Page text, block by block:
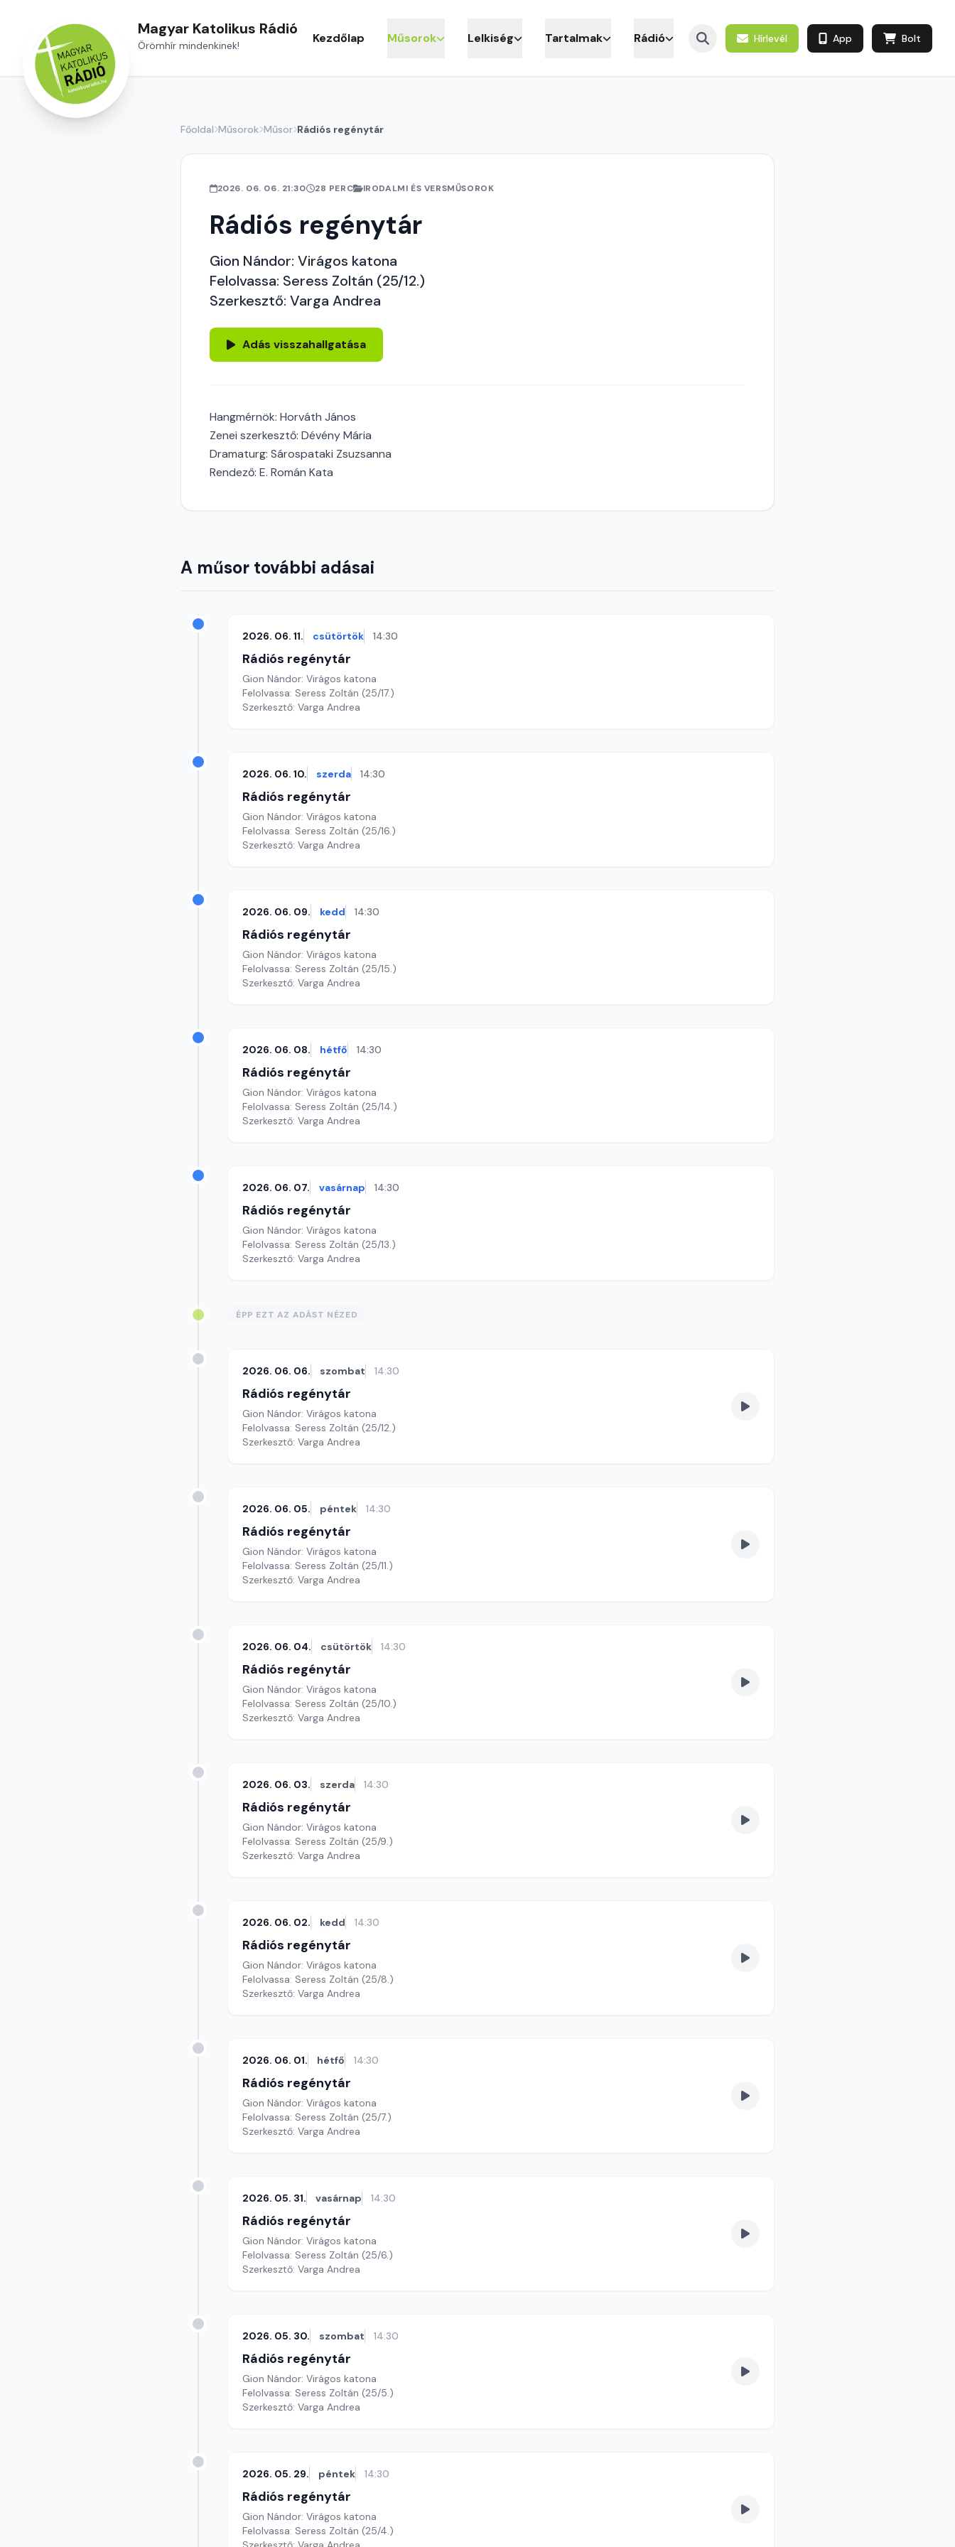
Magyar Katolikus Rádió
Örömhír mindenkinek! Kezdőlap Műsorok Lelkiség Tartalmak Rádió Hírlevél App Bolt
Főoldal Műsorok Műsor Rádiós regénytár
2026. 06. 06. 21:30 28 PERC IRODALMI ÉS VERSMŰSOROK
Rádiós regénytár
Gion Nándor: Virágos katona
Felolvassa: Seress Zoltán (25/12.)
Szerkesztő: Varga Andrea
Adás visszahallgatása
Hangmérnök: Horváth János
Zenei szerkesztő: Dévény Mária
Dramaturg: Sárospataki Zsuzsanna
Rendező: E. Román Kata
A műsor további adásai
2026. 06. 11. csütörtök 14:30
Rádiós regénytár
Gion Nándor: Virágos katona
Felolvassa: Seress Zoltán (25/17.)
Szerkesztő: Varga Andrea
2026. 06. 10. szerda 14:30
Rádiós regénytár
Gion Nándor: Virágos katona
Felolvassa: Seress Zoltán (25/16.)
Szerkesztő: Varga Andrea
2026. 06. 09. kedd 14:30
Rádiós regénytár
Gion Nándor: Virágos katona
Felolvassa: Seress Zoltán (25/15.)
Szerkesztő: Varga Andrea
2026. 06. 08. hétfő 14:30
Rádiós regénytár
Gion Nándor: Virágos katona
Felolvassa: Seress Zoltán (25/14.)
Szerkesztő: Varga Andrea
2026. 06. 07. vasárnap 14:30
Rádiós regénytár
Gion Nándor: Virágos katona
Felolvassa: Seress Zoltán (25/13.)
Szerkesztő: Varga Andrea
ÉPP EZT AZ ADÁST NÉZED
2026. 06. 06. szombat 14:30
Rádiós regénytár
Gion Nándor: Virágos katona
Felolvassa: Seress Zoltán (25/12.)
Szerkesztő: Varga Andrea
2026. 06. 05. péntek 14:30
Rádiós regénytár
Gion Nándor: Virágos katona
Felolvassa: Seress Zoltán (25/11.)
Szerkesztő: Varga Andrea
2026. 06. 04. csütörtök 14:30
Rádiós regénytár
Gion Nándor: Virágos katona
Felolvassa: Seress Zoltán (25/10.)
Szerkesztő: Varga Andrea
2026. 06. 03. szerda 14:30
Rádiós regénytár
Gion Nándor: Virágos katona
Felolvassa: Seress Zoltán (25/9.)
Szerkesztő: Varga Andrea
2026. 06. 02. kedd 14:30
Rádiós regénytár
Gion Nándor: Virágos katona
Felolvassa: Seress Zoltán (25/8.)
Szerkesztő: Varga Andrea
2026. 06. 01. hétfő 14:30
Rádiós regénytár
Gion Nándor: Virágos katona
Felolvassa: Seress Zoltán (25/7.)
Szerkesztő: Varga Andrea
2026. 05. 31. vasárnap 14:30
Rádiós regénytár
Gion Nándor: Virágos katona
Felolvassa: Seress Zoltán (25/6.)
Szerkesztő: Varga Andrea
2026. 05. 30. szombat 14:30
Rádiós regénytár
Gion Nándor: Virágos katona
Felolvassa: Seress Zoltán (25/5.)
Szerkesztő: Varga Andrea
2026. 05. 29. péntek 14:30
Rádiós regénytár
Gion Nándor: Virágos katona
Felolvassa: Seress Zoltán (25/4.)